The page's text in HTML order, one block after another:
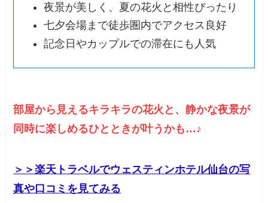
夜景が美しく、夏の花火と相性ぴったり
七夕会場まで徒歩圏内でアクセス良好
記念日やカップルでの滞在にも人気
部屋から見えるキラキラの花火と、静かな夜景が
同時に楽しめるひとときが叶うかも…♪
＞＞楽天トラベルでウェスティンホテル仙台の写
真や口コミを見てみる